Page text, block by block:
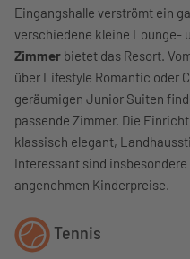
Eingangshalle verströmt ein
verschiedene kleine Lounge-
Zimmer bietet das Resort.
über Lifestyle Romantic oder
geräumigen Junior Suiten
passende Zimmer. Die
klassisch elegant,
Interessant sind
angenehmen Kinderpreise.
Tennis